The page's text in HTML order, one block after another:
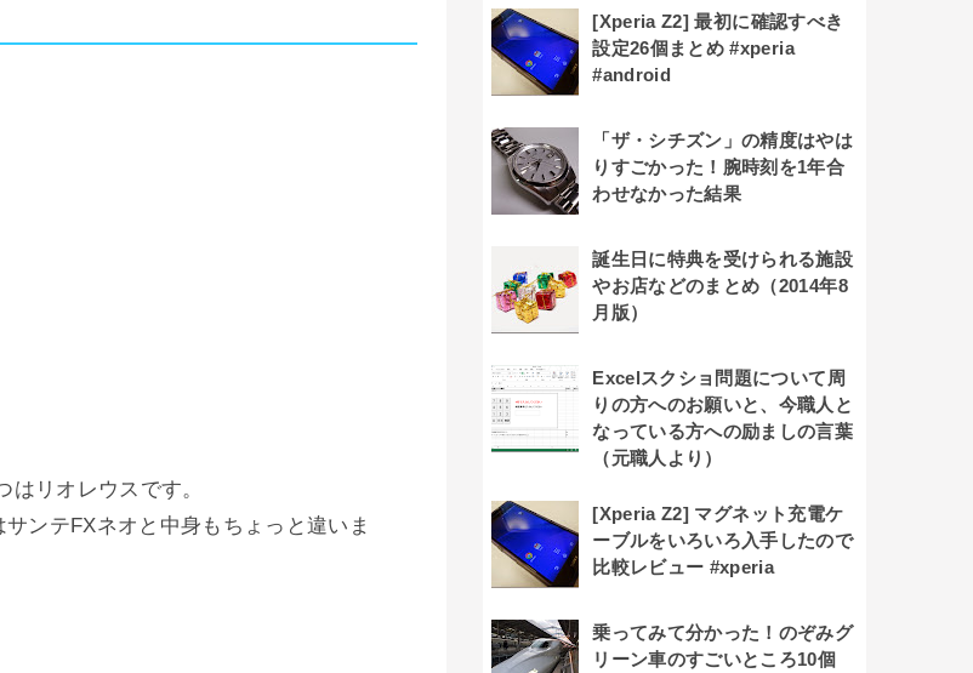
リオレウスです。
ンテFXネオと中身もちょっと違いま
[Xperia Z2] 最初に確認すべき
設定26個まとめ #xperia
#android
「ザ・シチズン」の精度はやは
りすごかった！腕時刻を1年合
わせなかった結果
誕生日に特典を受けられる施設
やお店などのまとめ（2014年8
月版）
Excelスクショ問題について周
りの方へのお願いと、今職人と
なっている方への励ましの言葉
（元職人より）
[Xperia Z2] マグネット充電ケ
ーブルをいろいろ入手したので
比較レビュー #xperia
乗ってみて分かった！のぞみグ
リーン車のすごいところ10個